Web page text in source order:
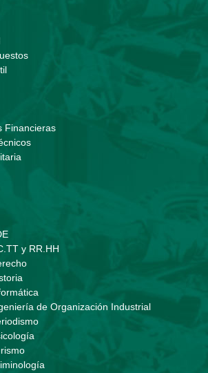
Financieras
y RR.HH
de Organización Industrial